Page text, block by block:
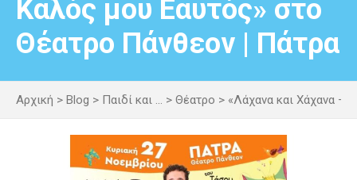
Καλός μου Εαυτός» στο
Θέατρο Πάνθεον | Πάτρα
Αρχική > Blog > Παιδί και ... > Θέατρο > «Λάχανα και Χάχανα –